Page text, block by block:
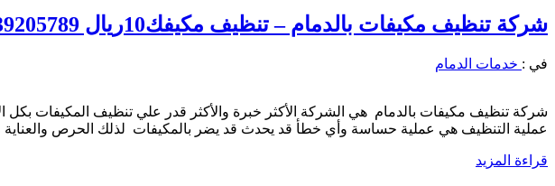
شركة تنظيف مكيفات بالدمام – تنظيف مكيفك10ريال 0539205789 – اتصل الان
في : خدمات الدمام
شركة تنظيف مكيفات بالدمام هي الشركة الأكثر خبرة والأكثر قدر علي تنظيف المكيفات
عملية التنظيف هي عملية حساسة وأي خطأ قد يحدث قد يضر بالمكيفات لذلك الحرص
قراءة المزيد